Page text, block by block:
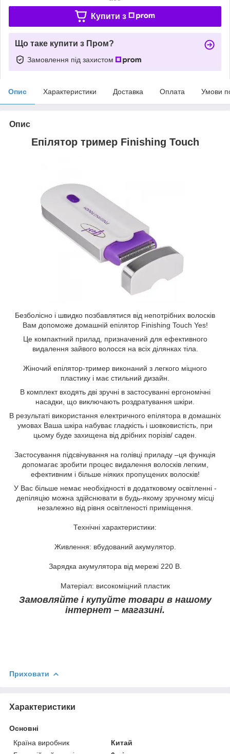
Купити з
Що таке купити з Пром?
Замовлення під захистом
Опис Характеристики Доставка Оплата Умови
Опис
Епілятор тример Finishing Touch
Безболісно і швидко позбавлятися від непотрібних волосків
Вам допоможе домашній епілятор Finishing Touch Yes!
Це компактний прилад, призначений для ефективного
видалення зайвого волосся на всіх ділянках тіла.
Жіночий епілятор-тример виконаний з легкого міцного
пластику і має стильний дизайн.
В комплект входять дві зручні в застосуванні ергономічні
насадки, що виключають роздратування шкіри.
В результаті використання електричного епілятора в домашніх
умовах Ваша шкіра набуває гладкість і шовковистість, при
цьому буде захищена від дрібних порізів/ саден.
Застосування підсвічування на голівці приладу –ця функція
допомагає зробити процес видалення волосків легким,
ефективним і більше ніяких пропущених волосків!
У Вас більше немає необхідності в додатковому освітленні -
депіляцію можна здійснювати в будь-якому зручному місці
незалежно від рівня освітленості приміщення.
Технічні характеристики:
Живлення: вбудований акумулятор.
Зарядка акумулятора від мережі 220 В.
Матеріал: високоміцний пластик
Замовляйте і купуйте товари в нашому
інтернет – магазині.
Приховати
Характеристики
Основні
Країна виробник
Китай